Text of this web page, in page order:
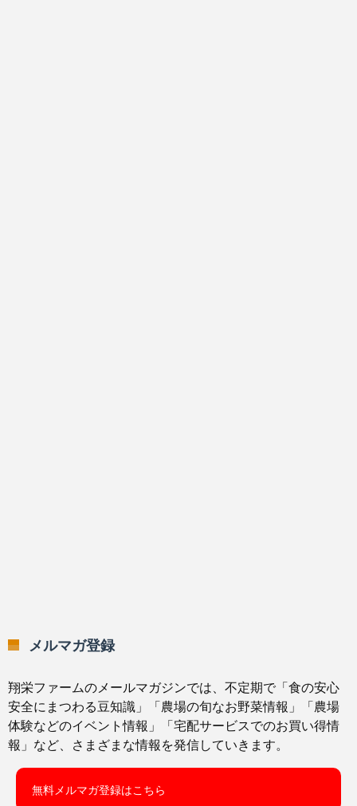
メルマガ登録
翔栄ファームのメールマガジンでは、不定期で「食の安心
安全にまつわる豆知識」「農場の旬なお野菜情報」「農場
体験などのイベント情報」「宅配サービスでのお買い得情
報」など、さまざまな情報を発信していきます。
無料メルマガ登録はこちら